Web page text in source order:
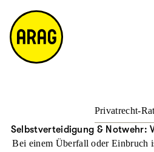
h
e
ta
k
ts
ei
te
e
m
a
p
Privatrecht-
Selbstverteidigung & Notwehr:
Bei einem Überfall oder Einbruch